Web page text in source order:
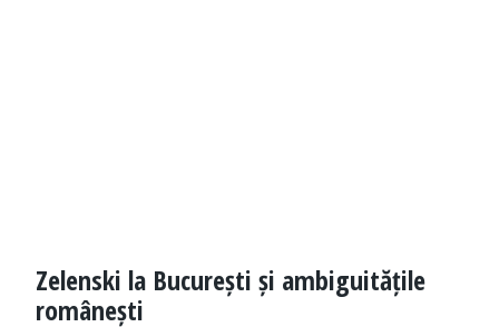
Zelenski la București și ambiguitățile
românești